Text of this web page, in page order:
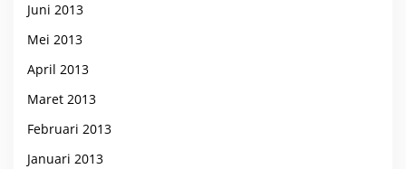
Juni 2013
Mei 2013
April 2013
Maret 2013
Februari 2013
Januari 2013